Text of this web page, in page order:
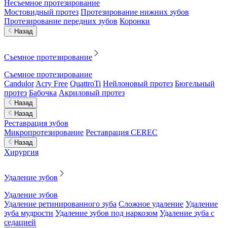
Несъемное протезирование
Мостовидный протез Протезирование нижних зубов
Протезирование передних зубов Коронки
Назад
Съемное протезирование
Съемное протезирование
Candulor Acry Free QuattroTi Нейлоновый протез Бюгельный
протез Бабочка Акриловый протез
Назад
Назад
Реставрация зубов
Микропротезирование Реставрация CEREC
Назад
Хирургия
Удаление зубов
Удаление зубов
Удаление ретинированного зуба Сложное удаление Удаление
зуба мудрости Удаление зубов под наркозом Удаление зуба с
седацией